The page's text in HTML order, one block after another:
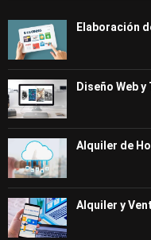
Elaboración
Diseño Web
Alquiler de
Alquiler y